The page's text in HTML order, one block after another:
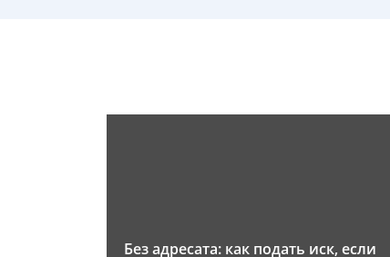
Без адресата: как подать иск, если